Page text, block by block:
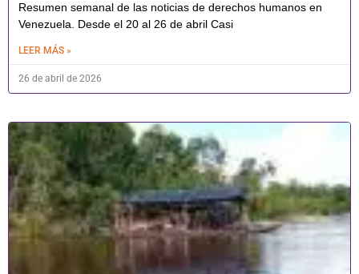
Resumen semanal de las noticias de derechos humanos en
Venezuela. Desde el 20 al 26 de abril Casi
LEER MÁS »
26 de abril de 2026